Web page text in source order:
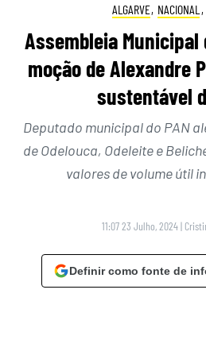
ALGARVE, NACIONAL ,
Assembleia Municipal
moção de Alexandre
sustentável
Deputado municipal do PAN
de Odelouca, Odeleite e
valores de volume útil
11:07 23 Julho, 2024 |
Definir como fonte de